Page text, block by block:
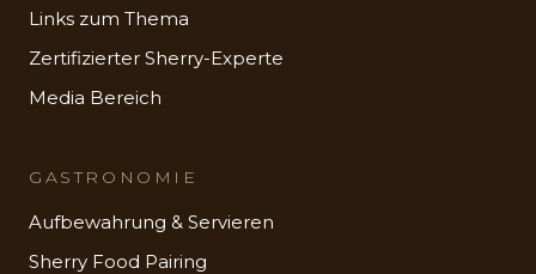
Links zum Thema
Zertifizierter Sherry-Experte
Media Bereich
GASTRONOMIE
Aufbewahrung & Servieren
Sherry Food Pairing